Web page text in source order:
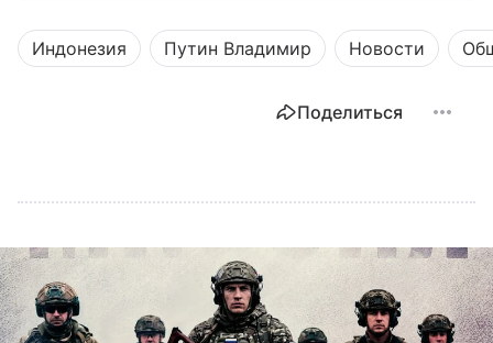
Индонезия Путин Владимир Новости
Поделиться